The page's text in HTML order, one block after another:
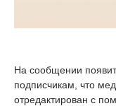
На сообщении
подписчикам, что
отредактирован с